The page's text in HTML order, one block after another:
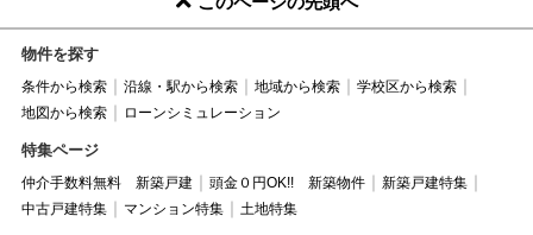
物件を探す
条件から検索 沿線・駅から検索 地域から検索
学校区から検索
地図から検索
ローンシミュレーション
特集ページ
仲介手数料無料 新築戸建 頭金０円OK!! 新築物件
新築戸建特集
中古戸建特集
マンション特集 土地特集